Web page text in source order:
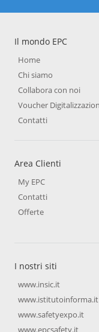
Il mondo EPC
Home
Chi siamo
Collabora con noi
Voucher
Contatti
Area Clienti
My EPC
Contatti
Offerte
I nostri siti
www.insic.it
www.istitutoinforma.it
www.safetyexpo.it
www.epcsafety.it